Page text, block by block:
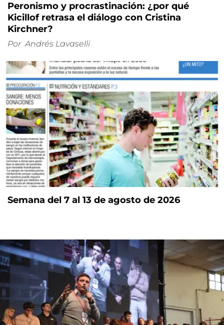
Peronismo y procrastinación: ¿por qué
Kicillof retrasa el diálogo con Cristina
Kirchner?
Por Andrés Lavaselli
Semana del 7 al 13 de agosto de 2026